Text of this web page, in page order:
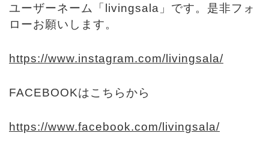
ユーザーネーム「livingsala」です。是非フォ
ローお願いします。
https://www.instagram.com/livingsala/
FACEBOOKはこちらから
https://www.facebook.com/livingsala/